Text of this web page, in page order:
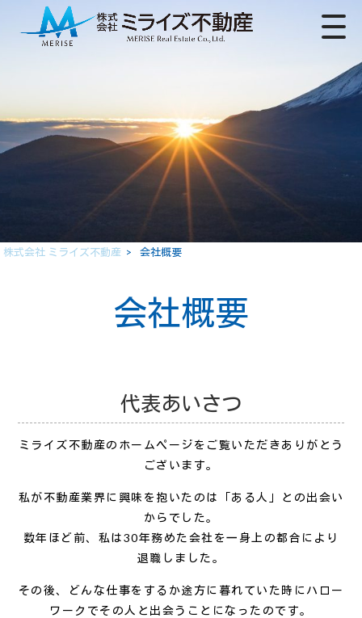
株式会社 ミライズ不動産 > 会社概要
会社概要
代表あいさつ
ミライズ不動産のホームページをご覧いただきありがとう
ございます。
私が不動産業界に興味を抱いたのは「ある人」との出会い
からでした。
数年ほど前、私は30年務めた会社を一身上の都合により
退職しました。
その後、どんな仕事をするか途方に暮れていた時にハロー
ワークでその人と出会うことになったのです。